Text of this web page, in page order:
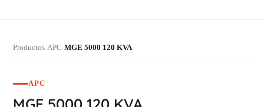
Productos›APC›MGE 5000 120 KVA
APC